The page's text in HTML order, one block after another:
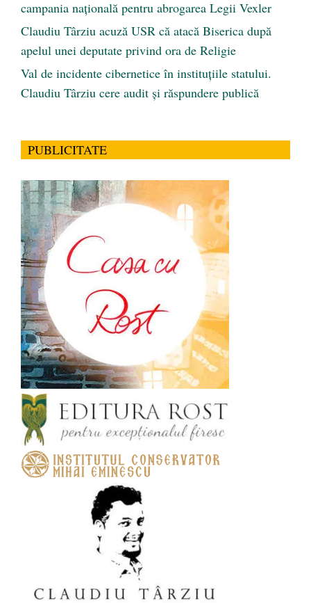
campania națională pentru abrogarea Legii Vexler
Claudiu Târziu acuză USR că atacă Biserica după
apelul unei deputate privind ora de Religie
Val de incidente cibernetice în instituțiile statului.
Claudiu Târziu cere audit și răspundere publică
PUBLICITATE